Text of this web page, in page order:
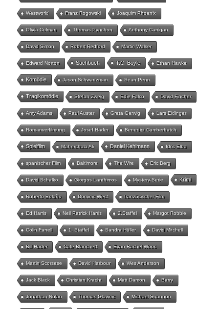
Westworld Franz Rogowski Joaquim Phoenix
Olivia Colman Thomas Pynchon Anthony Carrigan
David Simon Robert Redford Martin Walser
Edward Norton Sachbuch T.C. Boyle Ethan Hawke
Komödie Jason Schwartzman Sean Penn
Tragikomödie Stefan Zweig Edie Falco David Fincher
Amy Adams Paul Auster Greta Gerwig Lars Eidinger
Romanverfilmung Josef Hader Benedict Cumberbatch
Spielfilm Mahershala Ali Daniel Kehlmann Idris Elba
spanischer Film Baltimore The Wire Eric Berg
David Schalko Giorgos Lanthimos Mystery-Serie Krimi
Roberto Bolaño Dominic West französischer Film
Ed Harris Neil Patrick Harris 2.Staffel Margot Robbie
Colin Farrell 1. Staffel Sandra Hüller David Mitchell
Bill Hader Cate Blanchett Evan Rachel Wood
Martin Scorsese David Harbour Wes Anderson
Jack Black Christian Kracht Matt Damon Barry
Jonathan Nolan Thomas Glavinic Michael Shannon